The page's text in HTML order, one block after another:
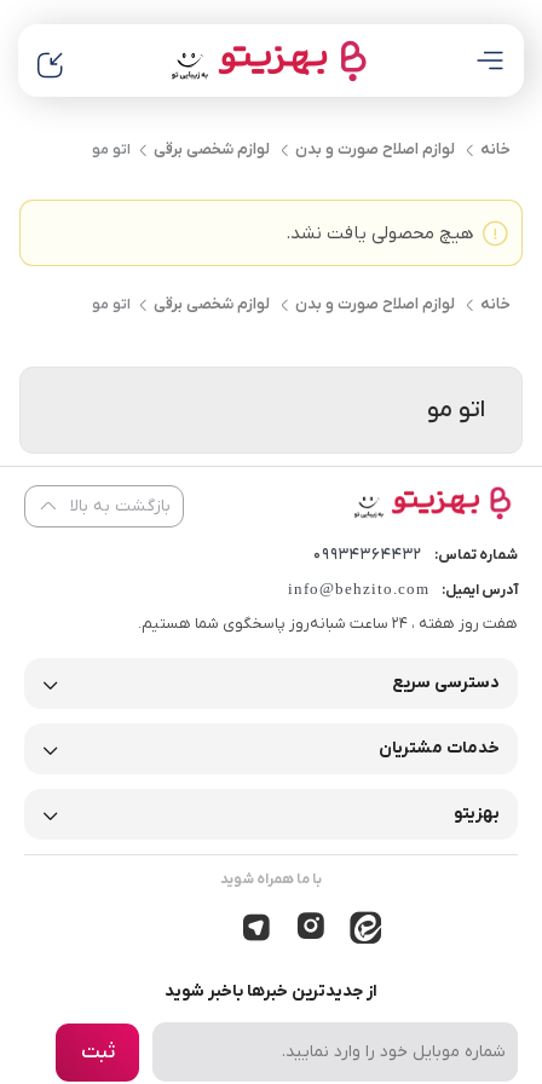
خانه لوازم اصلاح صورت و بدن لوازم شخصی برقی اتو مو
هیچ محصولی یافت نشد.
خانه لوازم اصلاح صورت و بدن لوازم شخصی برقی اتو مو
اتو مو
بازگشت به بالا
شماره تماس: 09934364432
آدرس ایمیل: info@behzito.com
هفت روز هفته ، 24 ساعت شبانه‌روز پاسخگوی شما هستیم.
دسترسی سریع
خدمات مشتریان
بهزیتو
با ما همراه شوید
از جدیدترین خبرها باخبر شوید
ثبت